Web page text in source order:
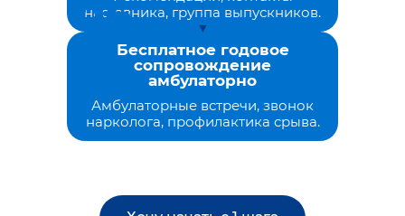
наставника, группа выпускников.
Бесплатное годовое
сопровождение
амбулаторно
Амбулаторные встречи, звонок
нарколога, профилактика срыва.